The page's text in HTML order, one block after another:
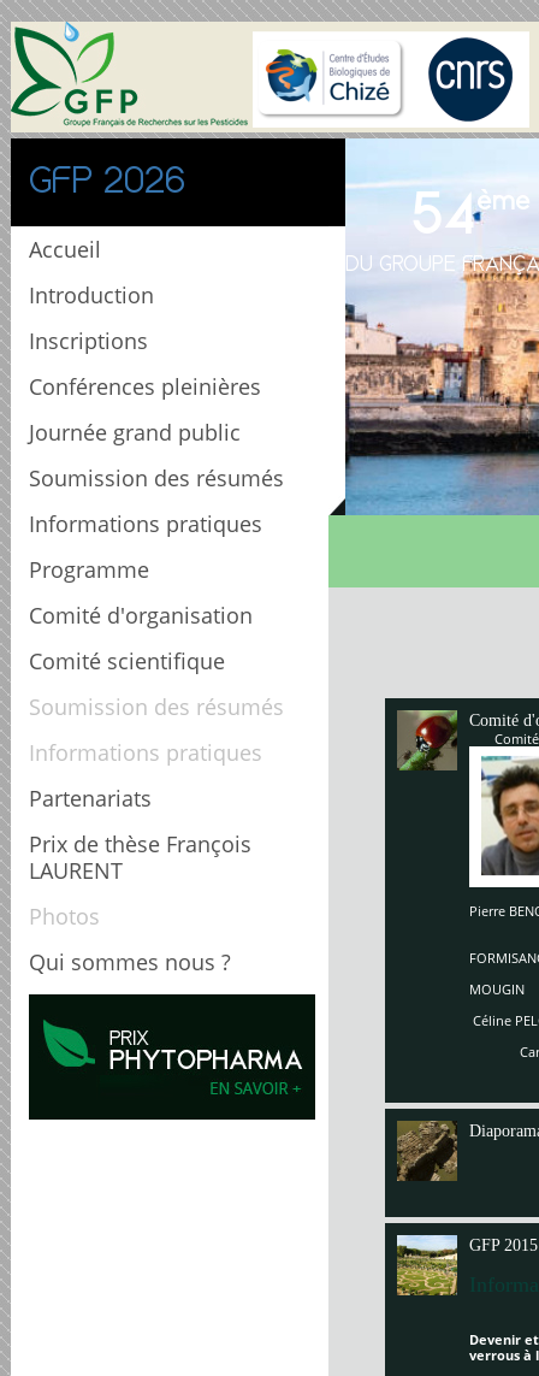
GFP 2026
Accueil
Introduction
Inscriptions
Conférences pleinières
Journée grand public
Soumission des résumés
Informations pratiques
Programme
Comité d'organisation
Comité scientifique
Soumission des résumés
Informations pratiques
Partenariats
Prix de thèse François
LAURENT
Photos
Qui sommes nous ?
54ème
DU GROUPE
Comité
Pierre
MOUGIN
Céline
Carole
GFP 2015
Devenir
verrous à